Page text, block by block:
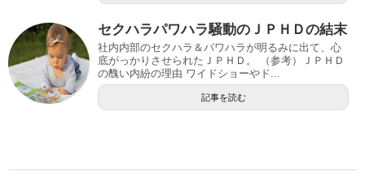
セクハラパワハラ騒動のＪＰＨＤの結末
社内内部のセクハラ＆パワハラが明るみに出て、心
底がっかりさせられたＪＰＨＤ。 （参考）ＪＰＨＤ
の醜い内紛の理由 ワイドショーやド...
記事を読む